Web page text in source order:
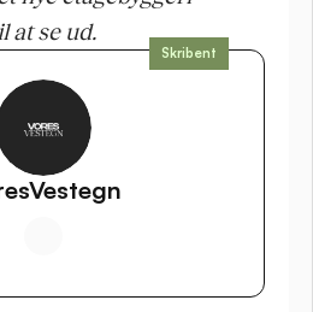
at se ud.
Skribent